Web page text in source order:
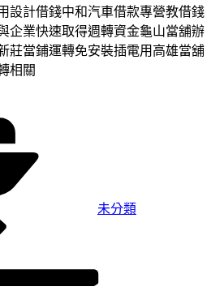
設計借錢中和汽車借款專營教借錢
企業快速取得週轉資金龜山當舖辦
莊當鋪運轉免安裝插電用高雄當舖
相關
未分類